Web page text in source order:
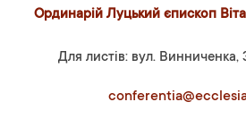
Ординарій Луцький єпископ
Для листів: вул. Винниченка,